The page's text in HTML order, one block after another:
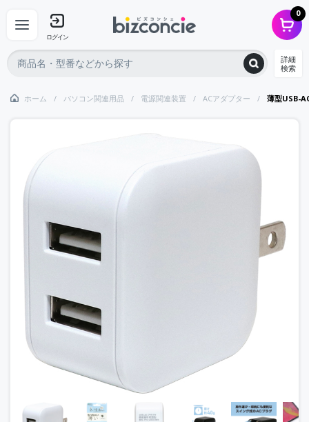
ログイン
0
詳細
検索
ホーム パソコン関連用品 電源関連装置 ACアダプター 薄型USB-